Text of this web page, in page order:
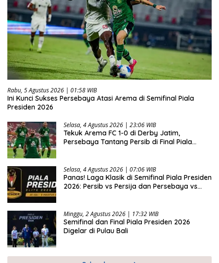
Rabu, 5 Agustus 2026 | 01:58 WIB
Ini Kunci Sukses Persebaya Atasi Arema di Semifinal Piala
Presiden 2026
Selasa, 4 Agustus 2026 | 23:06 WIB
Tekuk Arema FC 1-0 di Derby Jatim,
Persebaya Tantang Persib di Final Piala
Selasa, 4 Agustus 2026 | 07:06 WIB
Panas! Laga Klasik di Semifinal Piala Presiden
2026: Persib vs Persija dan Persebaya vs
Minggu, 2 Agustus 2026 | 17:32 WIB
Semifinal dan Final Piala Presiden 2026
Digelar di Pulau Bali